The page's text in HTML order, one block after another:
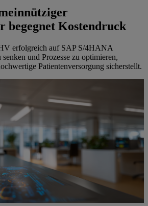
begegnet Kostendruck
erfolgreich auf SAP S/4HANA
und Prozesse zu optimieren,
Patientenversorgung sicherstellt.